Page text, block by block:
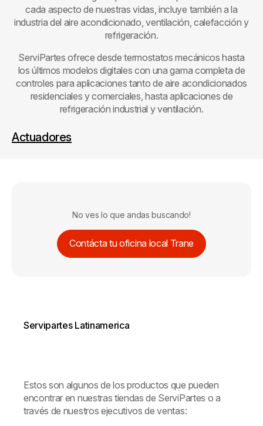
cada aspecto de nuestras vidas, incluye también a la
industria del aire acondicionado, ventilación, calefacción y
refrigeración.
ServiPartes ofrece desde termostatos mecánicos hasta
los últimos modelos digitales con una gama completa de
controles para aplicaciones tanto de aire acondicionados
residenciales y comerciales, hasta aplicaciones de
refrigeración industrial y ventilación.
Actuadores
No ves lo que andas buscando!
Contácta tu oficina local Trane
Servipartes Latinamerica
Estos son algunos de los productos que pueden
encontrar en nuestras tiendas de ServiPartes o a
través de nuestros ejecutivos de ventas: